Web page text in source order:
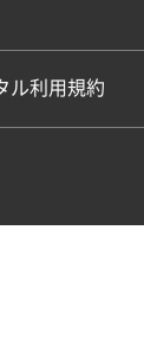
ル利用規約